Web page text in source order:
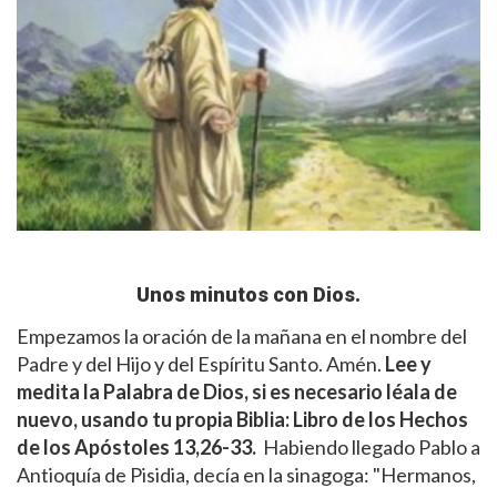
Unos minutos con Dios.
Empezamos la oración de la mañana en el nombre del
Padre y del Hijo y del Espíritu Santo. Amén. Lee y
medita la Palabra de Dios, si es necesario léala de
nuevo, usando tu propia Biblia:Libro de los Hechos
de los Apóstoles 13,26-33. Habiendo llegado Pablo a
Antioquía de Pisidia, decía en la sinagoga: "Hermanos,